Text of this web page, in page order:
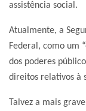
assistência social.
Atualmente, a
Federal, como um
dos poderes
direitos relativos à
Talvez a mais